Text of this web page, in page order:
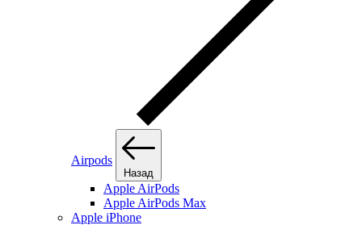
Airpods
Назад
Apple AirPods
Apple AirPods Max
Apple iPhone